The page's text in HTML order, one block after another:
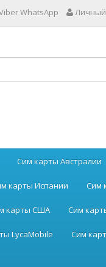
WhatsApp
Сим карты Австралии
карты Испании Сим
карты США Сим
LycaMobile Сим